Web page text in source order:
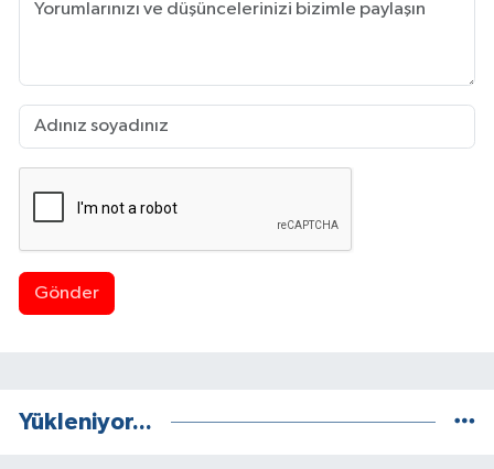
Gönder
Yükleniyor...